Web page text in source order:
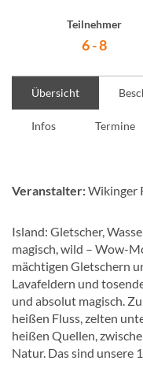
Teilnehmer
6 - 8
Übersicht
Infos Termine
Veranstalter:Wikinger
Island: Gletscher,
magisch, wild – Wow-
mächtigen Gletschern
Lavafeldern und
und absolut magisch.
heißen Fluss, zelten
heißen Quellen,
Natur. Das sind unsere